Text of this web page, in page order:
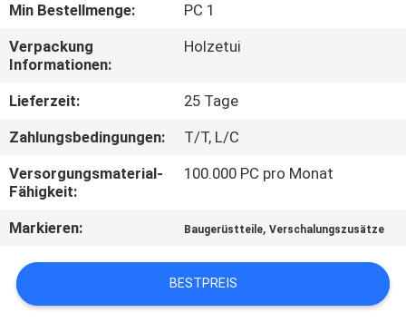
QUALITÄTSKONTROLLE
KONTAKT
UNS
NEUIGKEITEN
BITTE UM
EIN
Min Bestellmenge:
PC 1
Verpackung
Informationen:
Holzetui
Lieferzeit:
25 Tage
Zahlungsbedingungen:
T/T, L/C
Versorgungsmaterial-
Fähigkeit:
100.000 PC pro Monat
Markieren: Baugerüstteile,Verschalungszusätze
BESTPREIS